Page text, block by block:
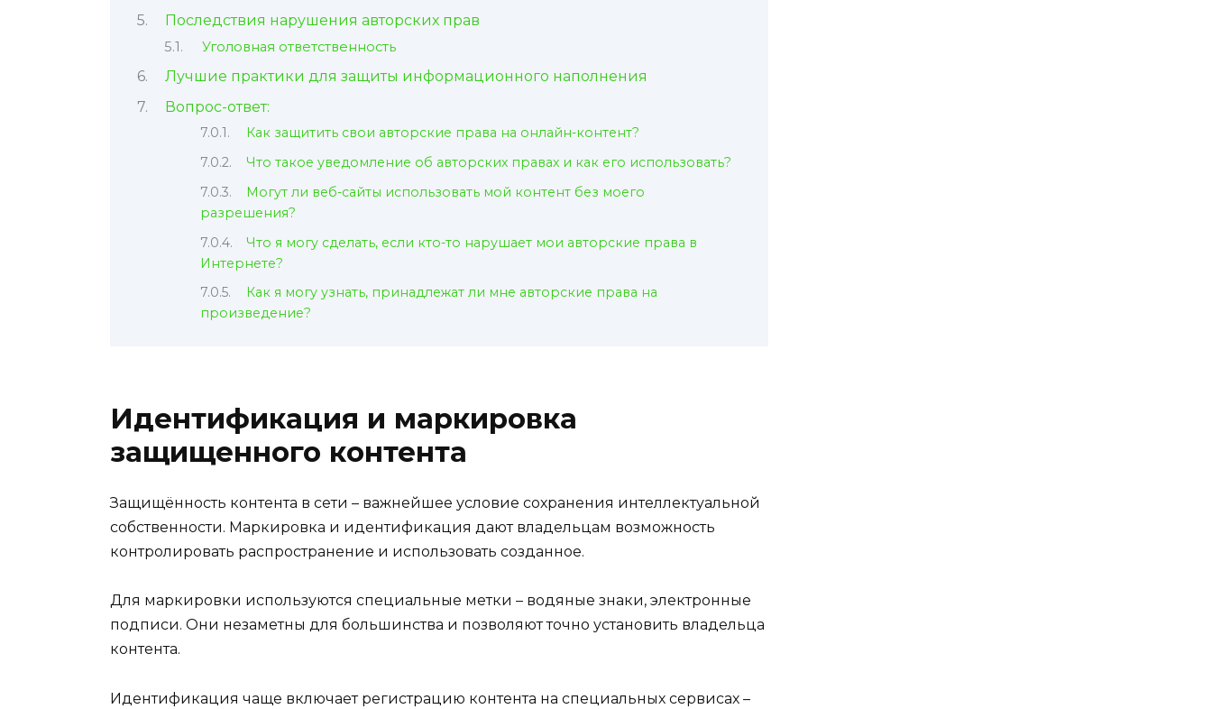
Последствия нарушения авторских прав
Уголовная ответственность
Лучшие практики для защиты информационного наполнения
Вопрос-ответ:
Как защитить свои авторские права на онлайн-контент?
Что такое уведомление об авторских правах и как его использовать?
Могут ли веб-сайты использовать мой контент без моего
разрешения?
Что я могу сделать, если кто-то нарушает мои авторские права в
Интернете?
Как я могу узнать, принадлежат ли мне авторские права на
произведение?
Идентификация и маркировка
защищенного контента
Защищённость контента в сети – важнейшее условие сохранения интеллектуальной
собственности. Маркировка и идентификация дают владельцам возможность
контролировать распространение и использовать созданное.
Для маркировки используются специальные метки – водяные знаки, электронные
подписи. Они незаметны для большинства и позволяют точно установить владельца
контента.
Идентификация чаще включает регистрацию контента на специальных сервисах –